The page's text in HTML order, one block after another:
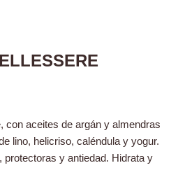
con aceites de argán y almendras
lino, helicriso, caléndula y yogur.
protectoras y antiedad. Hidrata y